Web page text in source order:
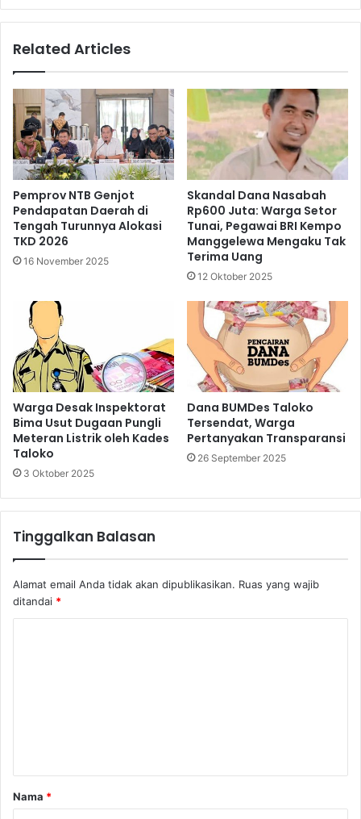
Related Articles
Pemprov NTB Genjot
Pendapatan Daerah di
Tengah Turunnya Alokasi
TKD 2026
16 November 2025
Skandal Dana Nasabah
Rp600 Juta: Warga Setor
Tunai, Pegawai BRI Kempo
Manggelewa Mengaku Tak
Terima Uang
12 Oktober 2025
Warga Desak Inspektorat
Bima Usut Dugaan Pungli
Meteran Listrik oleh Kades
Taloko
3 Oktober 2025
Dana BUMDes Taloko
Tersendat, Warga
Pertanyakan Transparansi
26 September 2025
Tinggalkan Balasan
Alamat email Anda tidak akan dipublikasikan. Ruas yang wajib
ditandai *
a
r
Nama *